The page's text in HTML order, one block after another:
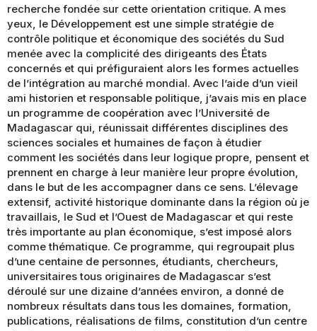
recherche fondée sur cette orientation critique. A mes
yeux, le Développement est une simple stratégie de
contrôle politique et économique des sociétés du Sud
menée avec la complicité des dirigeants des États
concernés et qui préfiguraient alors les formes actuelles
de l’intégration au marché mondial. Avec l’aide d’un vieil
ami historien et responsable politique, j’avais mis en place
un programme de coopération avec l’Université de
Madagascar qui, réunissait différentes disciplines des
sciences sociales et humaines de façon à étudier
comment les sociétés dans leur logique propre, pensent et
prennent en charge à leur manière leur propre évolution,
dans le but de les accompagner dans ce sens. L’élevage
extensif, activité historique dominante dans la région où je
travaillais, le Sud et l’Ouest de Madagascar et qui reste
très importante au plan économique, s’est imposé alors
comme thématique. Ce programme, qui regroupait plus
d’une centaine de personnes, étudiants, chercheurs,
universitaires tous originaires de Madagascar s’est
déroulé sur une dizaine d’années environ, a donné de
nombreux résultats dans tous les domaines, formation,
publications, réalisations de films, constitution d’un centre